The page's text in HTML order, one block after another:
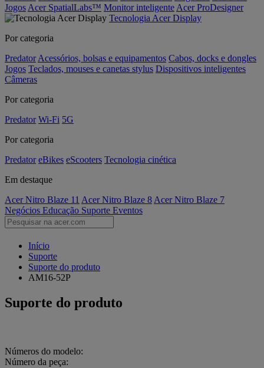
Jogos Acer SpatialLabs™ Monitor inteligente Acer ProDesigner
Tecnologia Acer Display
Por categoria
Predator Acessórios, bolsas e equipamentos Cabos, docks e dongles
Jogos Teclados, mouses e canetas stylus Dispositivos inteligentes
Câmeras
Por categoria
Predator Wi-Fi 5G
Por categoria
Predator eBikes eScooters Tecnologia cinética
Em destaque
Acer Nitro Blaze 11 Acer Nitro Blaze 8 Acer Nitro Blaze 7
Negócios Educação Suporte Eventos
Início
Suporte
Suporte do produto
AM16-52P
Suporte do produto
Números do modelo:
Número da peça: